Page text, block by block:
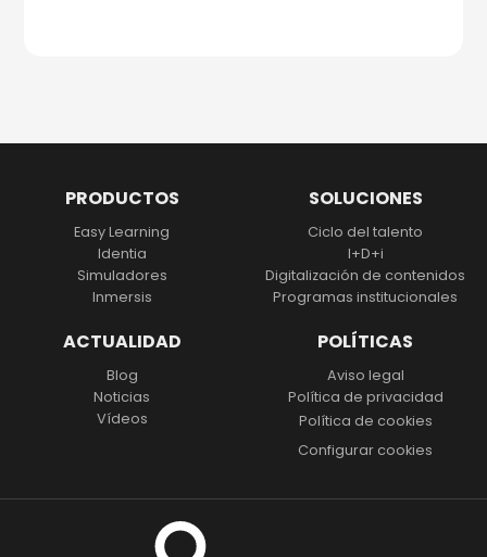
PRODUCTOS
Easy Learning
Identia
Simuladores
Inmersis
SOLUCIONES
Ciclo del talento
I+D+i
Digitalización de contenidos
Programas institucionales
ACTUALIDAD
Blog
Noticias
Vídeos
POLÍTICAS
Aviso legal
Política de privacidad
Política de cookies
Configurar cookies